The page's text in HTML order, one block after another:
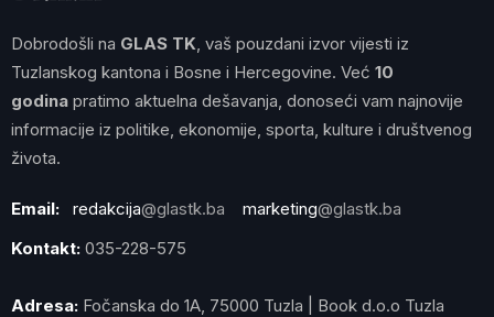
Dobrodošli na GLAS TK , vaš pouzdani izvor vijesti iz
Tuzlanskog kantona i Bosne i Hercegovine. Već 10
godina pratimo aktuelna dešavanja, donoseći vam najnovije
informacije iz politike, ekonomije, sporta, kulture i društvenog
života.
Email: redakcija@glastk.ba marketing@glastk.ba
Kontakt: 035-228-575
Adresa: Fočanska do 1A, 75000 Tuzla | Book d.o.o Tuzla